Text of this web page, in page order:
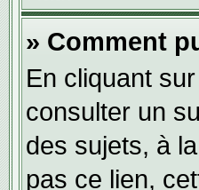
» Comment
En cliquant
consulter un
des sujets, à
pas ce lien,